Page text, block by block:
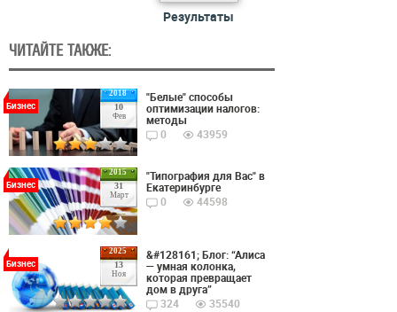
Результаты
ЧИТАЙТЕ ТАКЖЕ:
2018
10
Фев
Бизнес
"Белые" способы
оптимизации налогов:
методы
0
43959
2015
31
Март
Бизнес
"Типография для Вас" в
Екатеринбурге
0
44598
2025
13
Ноя
Бизнес
&#128161; Блог: “Алиса
— умная колонка,
которая превращает
дом в друга”
324
35540